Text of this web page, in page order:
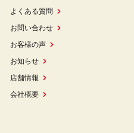
よくある質問
お問い合わせ
お客様の声
お知らせ
店舗情報
会社概要